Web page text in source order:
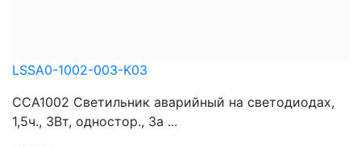
LSSA0-1002-003-K03
ССА1002 Светильник аварийный на светодиодах,
1,5ч., 3Вт, одностор., За ...